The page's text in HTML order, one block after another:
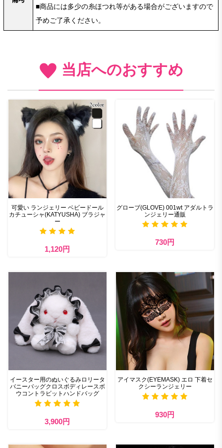
■商品には多少の糸ほつれ等がある場合がございますので
予めご了承ください。
当店へのおすすめ
可愛い ランジェリー ベビードール
カチューシャ(KATYUSHA) ブラジャ
ー
1,120円
グローブ(GLOVE) 001wt アダルトラ
ンジェリー通販
730円
イースター用のぬいぐるみロリータ
バニーバッグクロスボディレースボ
ウコントラビットハンドバッグ
3,900円
アイマスク(EYEMASK) エロ 下着セ
クシーランジェリー
930円